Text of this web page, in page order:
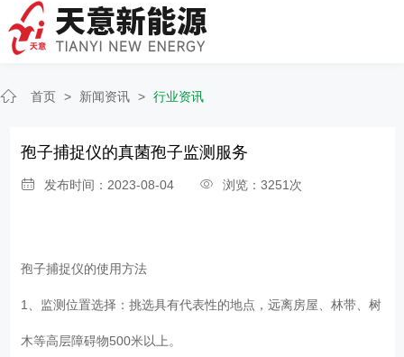
首页 > 新闻资讯 > 行业资讯
孢子捕捉仪的真菌孢子监测服务
发布时间：2023-08-04 浏览：3251次
孢子捕捉仪的使用方法
1、监测位置选择：挑选具有代表性的地点，远离房屋、林带、树
木等高层障碍物500米以上。